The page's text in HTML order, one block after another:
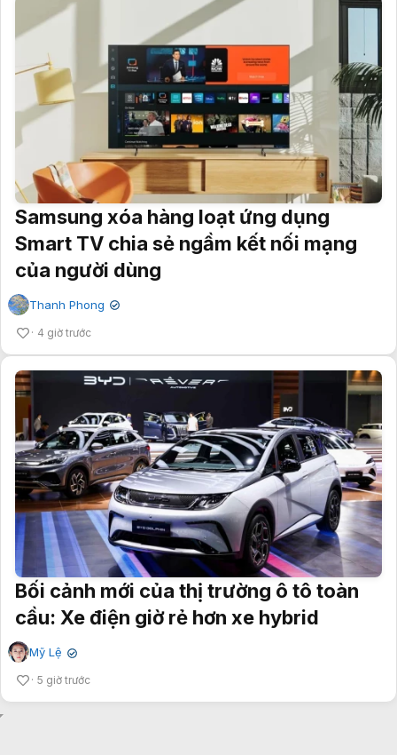
Samsung xóa hàng loạt ứng dụng
Smart TV chia sẻ ngầm kết nối mạng
của người dùng
Thanh Phong ✔
4 giờ trước
Bối cảnh mới của thị trường ô tô toàn
cầu: Xe điện giờ rẻ hơn xe hybrid
Mỹ Lệ ✔
5 giờ trước